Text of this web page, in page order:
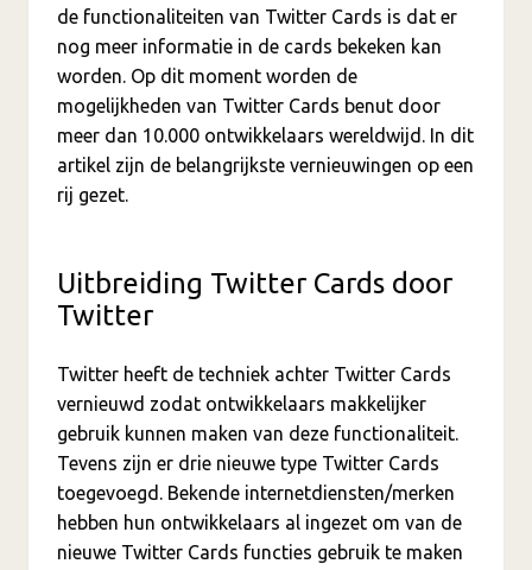
de functionaliteiten van Twitter Cards is dat er
nog meer informatie in de cards bekeken kan
worden. Op dit moment worden de
mogelijkheden van Twitter Cards benut door
meer dan 10.000 ontwikkelaars wereldwijd. In dit
artikel zijn de belangrijkste vernieuwingen op een
rij gezet.
Uitbreiding Twitter Cards door
Twitter
Twitter heeft de techniek achter Twitter Cards
vernieuwd zodat ontwikkelaars makkelijker
gebruik kunnen maken van deze functionaliteit.
Tevens zijn er drie nieuwe type Twitter Cards
toegevoegd. Bekende internetdiensten/merken
hebben hun ontwikkelaars al ingezet om van de
nieuwe Twitter Cards functies gebruik te maken